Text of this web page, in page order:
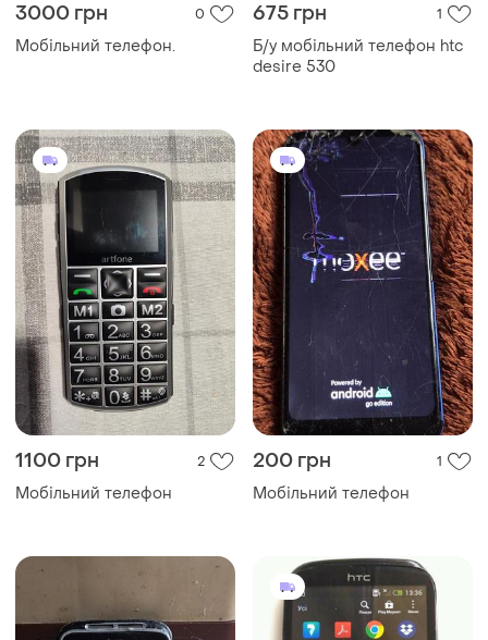
3000 грн 0
Мобільний телефон.
675 грн 1
Б/у мобільний телефон htc
desire 530
1100 грн 2
Мобільний телефон
200 грн 1
Мобільний телефон